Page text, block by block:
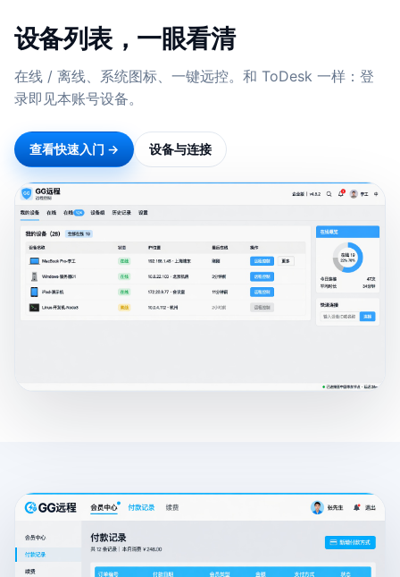
设备列表，一眼看清
在线 / 离线、系统图标、一键远控。和 ToDesk 一样：登
录即见本账号设备。
查看快速入门 → 设备与连接